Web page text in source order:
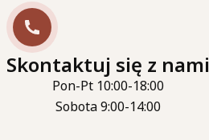
Skontaktuj się z nami
Pon-Pt 10:00-18:00